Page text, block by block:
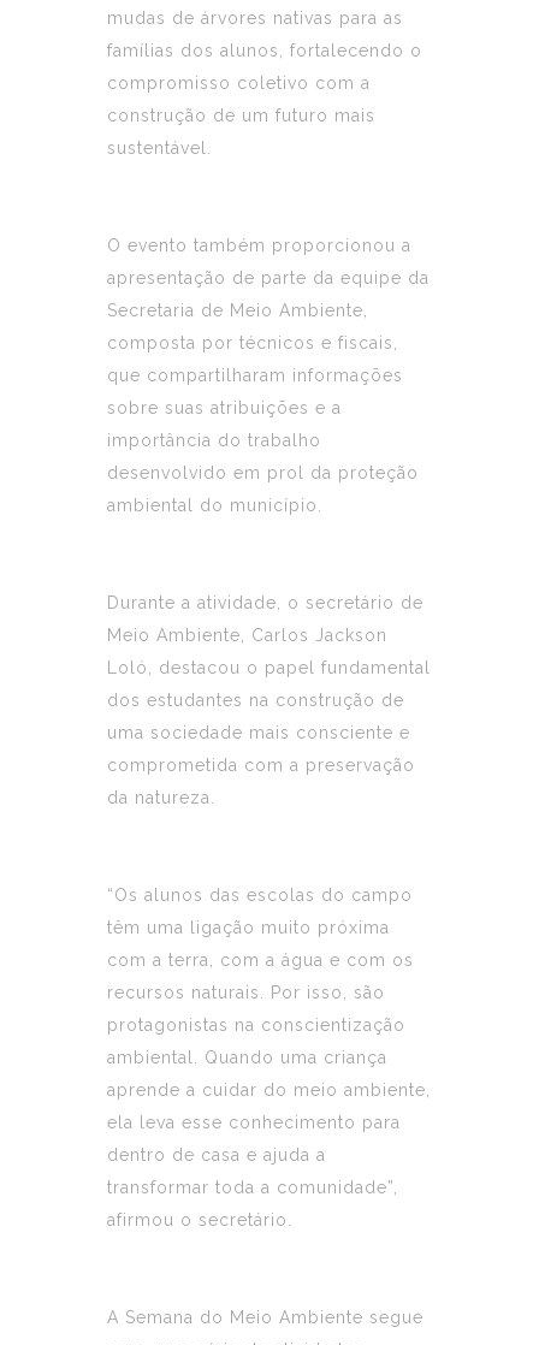
mudas de árvores nativas para as
famílias dos alunos, fortalecendo o
compromisso coletivo com a
construção de um futuro mais
sustentável.
O evento também proporcionou a
apresentação de parte da equipe da
Secretaria de Meio Ambiente,
composta por técnicos e fiscais,
que compartilharam informações
sobre suas atribuições e a
importância do trabalho
desenvolvido em prol da proteção
ambiental do município.
Durante a atividade, o secretário de
Meio Ambiente, Carlos Jackson
Loló, destacou o papel fundamental
dos estudantes na construção de
uma sociedade mais consciente e
comprometida com a preservação
da natureza.
“Os alunos das escolas do campo
têm uma ligação muito próxima
com a terra, com a água e com os
recursos naturais. Por isso, são
protagonistas na conscientização
ambiental. Quando uma criança
aprende a cuidar do meio ambiente,
ela leva esse conhecimento para
dentro de casa e ajuda a
transformar toda a comunidade”,
afirmou o secretário.
A Semana do Meio Ambiente segue